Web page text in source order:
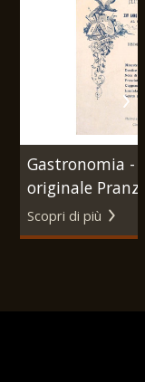
Gastronomia -
originale
Ristorante
Congresso
Scopri di più